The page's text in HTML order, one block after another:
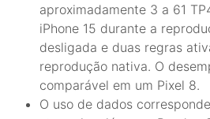
aproximadamente 3 a 61
iPhone 15 durante a
desligada e duas regras
reprodução nativa. O
comparável em um Pixel 8.
O uso de dados